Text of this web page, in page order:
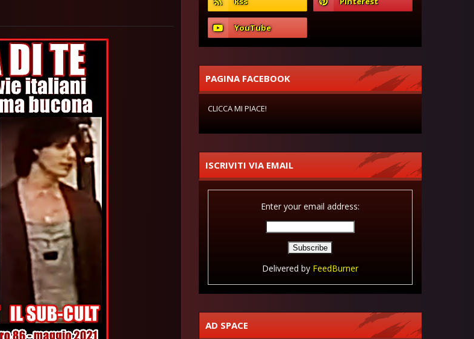
PAGINA FACEBOOK
CLICCA MI PIACE!
ISCRIVITI VIA EMAIL
Enter your email address:
Delivered by FeedBurner
AD SPACE